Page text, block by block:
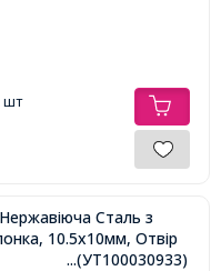
шт
Сталь з
10.5х10мм, Отвір
...(УТ100030933)